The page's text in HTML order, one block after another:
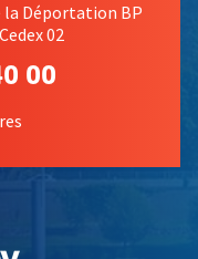
la Déportation BP
02
00